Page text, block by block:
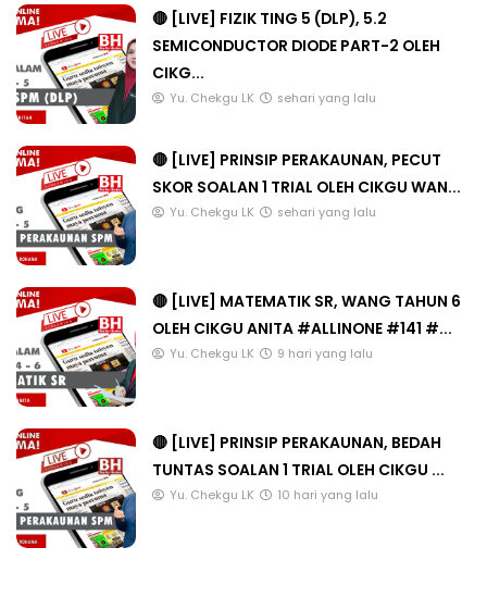
🔴 [LIVE] FIZIK TING 5 (DLP), 5.2
SEMICONDUCTOR DIODE PART-2 OLEH
CIKG...
Yu. Chekgu LK sehari yang lalu
🔴 [LIVE] PRINSIP PERAKAUNAN, PECUT
SKOR SOALAN 1 TRIAL OLEH CIKGU WAN...
Yu. Chekgu LK sehari yang lalu
🔴 [LIVE] MATEMATIK SR, WANG TAHUN 6
OLEH CIKGU ANITA #ALLINONE #141 #...
Yu. Chekgu LK 9 hari yang lalu
🔴 [LIVE] PRINSIP PERAKAUNAN, BEDAH
TUNTAS SOALAN 1 TRIAL OLEH CIKGU ...
Yu. Chekgu LK 10 hari yang lalu